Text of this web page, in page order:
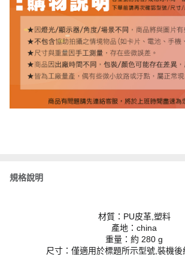
規格說明
材質：PU皮革,塑料
產地：china
重量：約 280 g
尺寸：僅適用於標題所示型號,裝機